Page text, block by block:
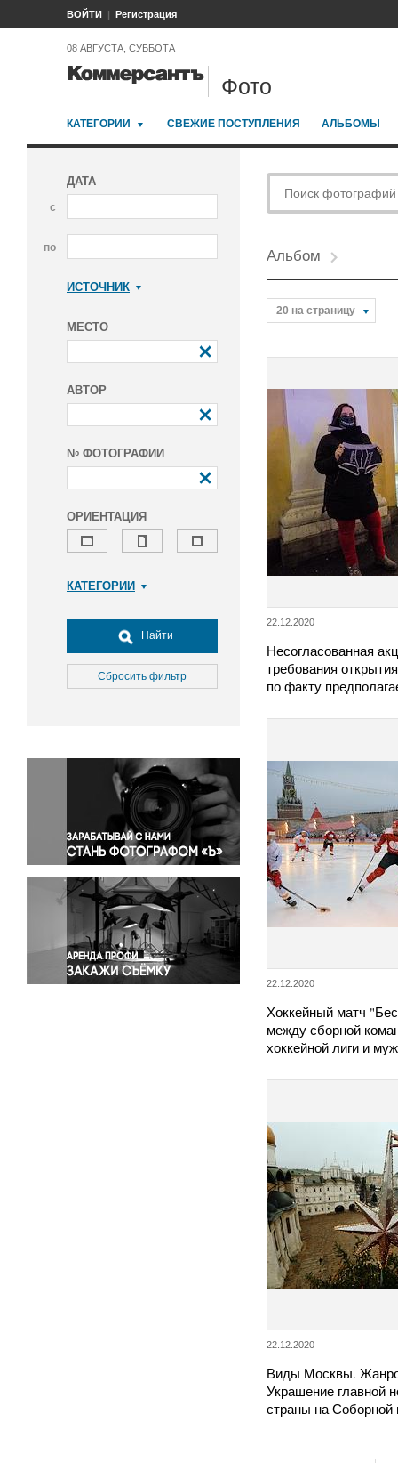
ВОЙТИ Регистрация
08 АВГУСТА, СУББОТА
Фото
КАТЕГОРИИ СВЕЖИЕ ПОСТУПЛЕНИЯ АЛЬБОМЫ
ДАТА
с
по
ИСТОЧНИК
МЕСТО
АВТОР
№ ФОТОГРАФИИ
ОРИЕНТАЦИЯ
КАТЕГОРИИ
Досуг, туризм и отдых
Культура
Медицина
Окружающая среда
Политика
Правосудие
Происшествия и конфликты
Религия
Светская жизнь
Спорт
Экология
Экономика и бизнес
Найти
Сбросить фильтр
Альбом
20 на страницу
22.12.2020
Несогласованная
требования
по факту
22.12.2020
Хоккейный матч
между сборной
хоккейной лиги и
22.12.2020
Виды Москвы.
Украшение главной
страны на